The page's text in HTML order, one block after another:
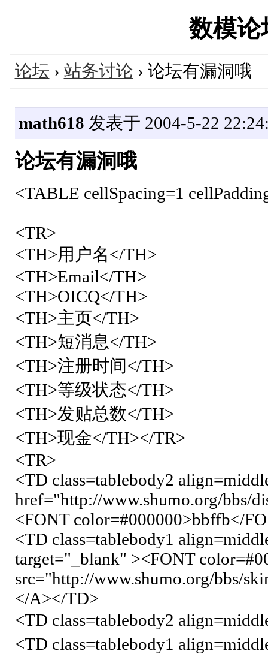
数模论
论坛 › 站务讨论 › 论坛有漏洞哦
math618 发表于 2004-5-22
论坛有漏洞哦
<TABLE cellSpacing=1
<TR>
<TH>用户名</TH>
<TH>Email</TH>
<TH>OICQ</TH>
<TH>主页</TH>
<TH>短消息</TH>
<TH>注册时间</TH>
<TH>等级状态</TH>
<TH>发贴总数</TH>
<TH>现金</TH></TR>
<TR>
<TD class=tablebody2
href="http://www.shumo.org/bbs/
<FONT color=#000000>bbffb</
<TD class=tablebody1
target="_blank" ><FONT
src="http://www.shumo.org/bbs/
</A></TD>
<TD class=tablebody2
<TD class=tablebody1